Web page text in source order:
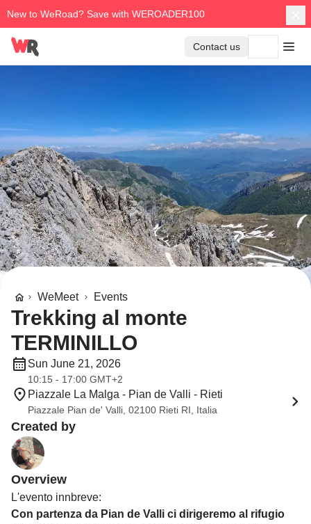
New to WeRoad? Save with WEROADER100
Contact us
WeMeet Events
Trekking al monte
TERMINILLO
Sun June 21, 2026
10:15 - 17:00 GMT+2
Piazzale La Malga - Pian de Valli - Rieti
Piazzale Pian de' Valli, 02100 Rieti RI, Italia
Created by
Overview
L'evento innbreve:
Con partenza da Pian de Valli ci dirigeremo al rifugio